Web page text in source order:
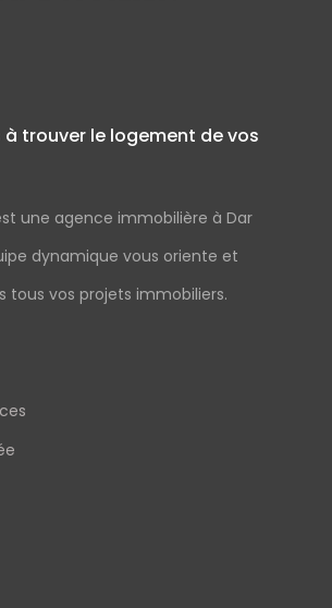
trouver le logement de vos
une agence immobilière à Dar
dynamique vous oriente et
tous vos projets immobiliers.